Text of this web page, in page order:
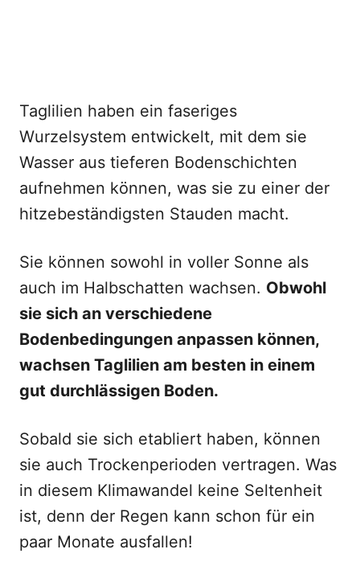
Taglilien haben ein faseriges
Wurzelsystem entwickelt, mit dem sie
Wasser aus tieferen Bodenschichten
aufnehmen können, was sie zu einer der
hitzebeständigsten Stauden macht.
Sie können sowohl in voller Sonne als
auch im Halbschatten wachsen. Obwohl
sie sich an verschiedene
Bodenbedingungen anpassen können,
wachsen Taglilien am besten in einem
gut durchlässigen Boden.
Sobald sie sich etabliert haben, können
sie auch Trockenperioden vertragen. Was
in diesem Klimawandel keine Seltenheit
ist, denn der Regen kann schon für ein
paar Monate ausfallen!